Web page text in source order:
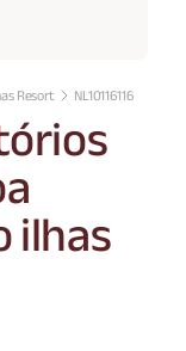
Resort NL10116116
ilhas